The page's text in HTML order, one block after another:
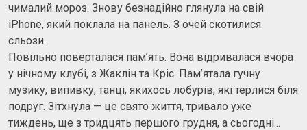
чималий мороз. Знову безнадійно глянула на свій
iPhone, який поклала на панель. З очей скотилися
сльози.
Повільно поверталася пам’ять. Вона відривалася вчора
у нічному клубі, з Жаклін та Кріс. Пам’ятала гучну
музику, випивку, танці, якихось лобурів, які терлися біля
подруг. Зітхнула — це свято життя, тривало уже
тиждень, ще з тридцять першого грудня, а сьогодні...